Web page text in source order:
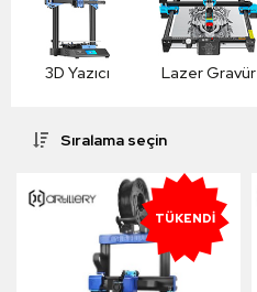
3D Yazıcı Lazer Gravür
Sıralama seçin
TÜKENDI